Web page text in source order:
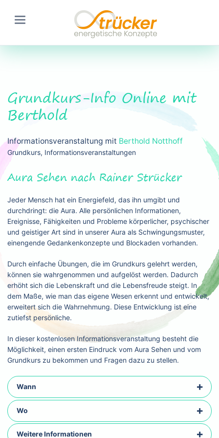
Grundkurs-Info Online mit
Berthold
Informationsveranstaltung mit Berthold Notthoff
Grundkurs, Informationsveranstaltungen
Aura Sehen nach Rainer Strücker
Jeder Mensch hat ein Energiefeld, das ihn umgibt und
durchdringt: die Aura. Alle persönlichen Informationen,
Ereignisse, Fähigkeiten und Probleme körperlicher, psychischer
und geistiger Art sind in unserer Aura als Schwingungsmuster,
einengende Gedankenkonzepte und Blockaden vorhanden.
Durch einfache Übungen, die im Grundkurs gelehrt werden,
können sie wahrgenommen und aufgelöst werden. Dadurch
erhöht sich die Lebenskraft und die Lebensfreude steigt. In
dem Maße, wie man das eigene Wesen erkennt und entwickelt,
erweitert sich die Wahrnehmung. Diese Entwicklung ist eine
zutiefst persönliche.
In dieser kostenlosen Informationsveranstaltung besteht die
Möglichkeit, einen ersten Eindruck vom Aura Sehen und vom
Grundkurs zu bekommen und Fragen dazu zu stellen.
Wann
Wo
Weitere Informationen